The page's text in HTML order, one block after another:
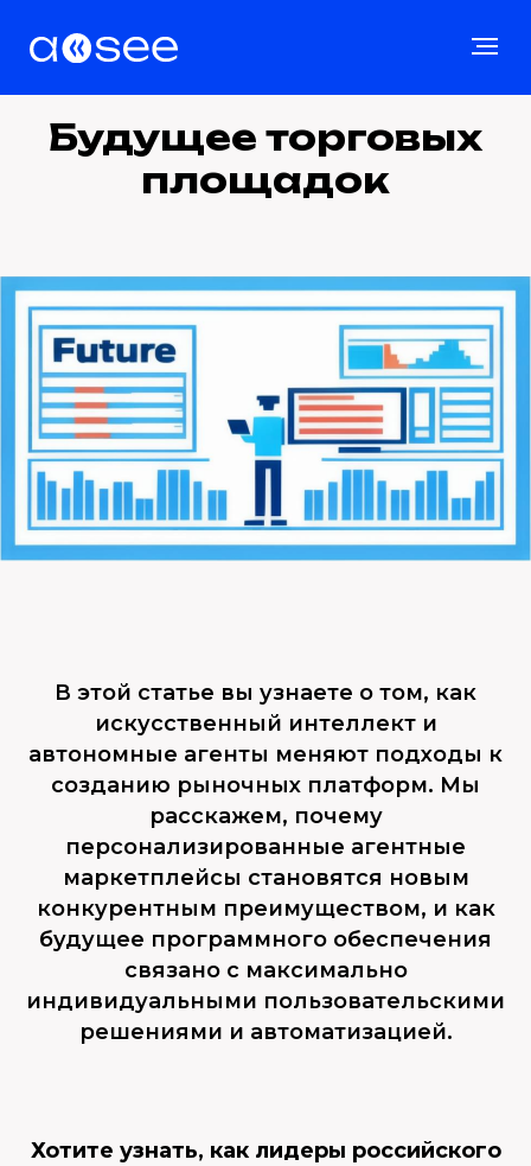
Будущее торговых
площадок
В этой статье вы узнаете о том, как
искусственный интеллект и
автономные агенты меняют подходы к
созданию рыночных платформ. Мы
расскажем, почему
персонализированные агентные
маркетплейсы становятся новым
конкурентным преимуществом, и как
будущее программного обеспечения
связано с максимально
индивидуальными пользовательскими
решениями и автоматизацией.
Хотите узнать, как лидеры российского